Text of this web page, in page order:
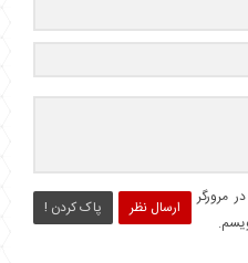
ارسال نظر پاک کردن !
مرورگر